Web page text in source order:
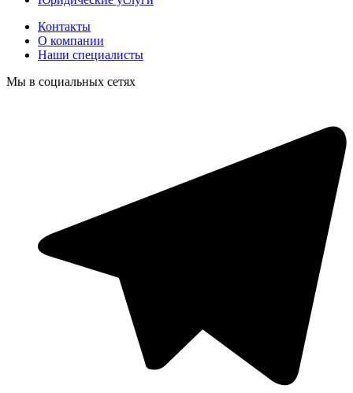
Контакты
О компании
Наши специалисты
Мы в социальных сетях